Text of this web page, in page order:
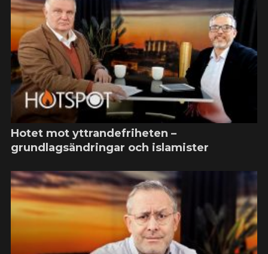
Hotet mot yttrandefriheten –
grundlagsändringar och islamister